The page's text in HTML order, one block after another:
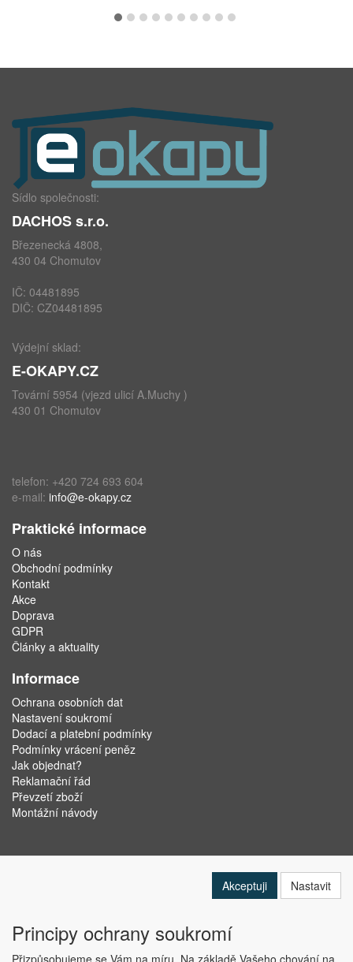
Sídlo společnosti:
DACHOS s.r.o.
Březenecká 4808,
430 04 Chomutov
IČ: 04481895
DIČ: CZ04481895
Výdejní sklad:
E-OKAPY.CZ
Tovární 5954 (vjezd ulicí A.Muchy )
430 01 Chomutov
telefon: +420 724 693 604
e-mail: info@e-okapy.cz
Praktické informace
O nás
Obchodní podmínky
Kontakt
Akce
Doprava
GDPR
Články a aktuality
Informace
Ochrana osobních dat
Nastavení soukromí
Dodací a platební podmínky
Podmínky vrácení peněz
Jak objednat?
Reklamační řád
Převzetí zboží
Montážní návody
Akceptuji Nastavit
Principy ochrany soukromí
Přizpůsobujeme se Vám na míru. Na základě Vašeho chování na